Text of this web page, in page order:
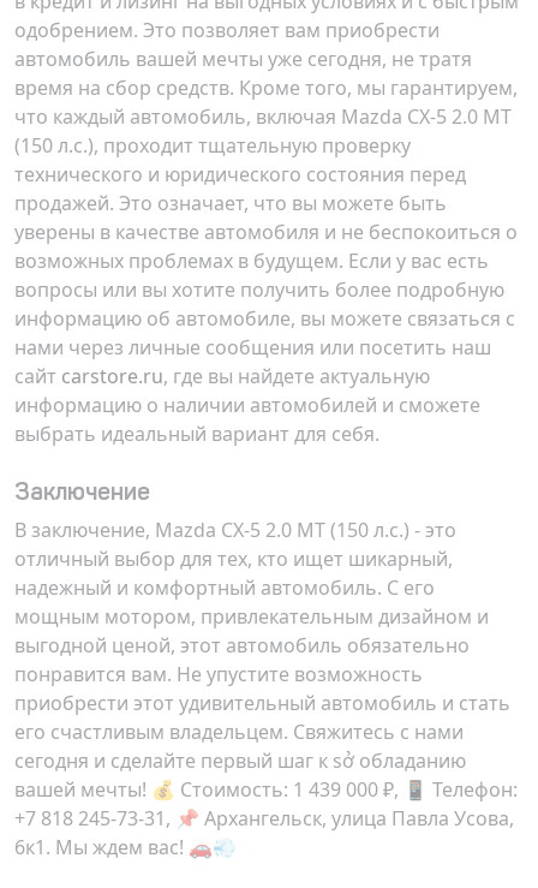
одобрением. Это позволяет вам приобрести
автомобиль вашей мечты уже сегодня, не тратя
время на сбор средств. Кроме того, мы гарантируем,
что каждый автомобиль, включая Mazda CX-5 2.0 MT
(150 л.с.), проходит тщательную проверку
технического и юридического состояния перед
продажей. Это означает, что вы можете быть
уверены в качестве автомобиля и не беспокоиться о
возможных проблемах в будущем. Если у вас есть
вопросы или вы хотите получить более подробную
информацию об автомобиле, вы можете связаться с
нами через личные сообщения или посетить наш
сайт carstore.ru, где вы найдете актуальную
информацию о наличии автомобилей и сможете
выбрать идеальный вариант для себя.
Заключение
В заключение, Mazda CX-5 2.0 MT (150 л.с.) - это
отличный выбор для тех, кто ищет шикарный,
надежный и комфортный автомобиль. С его
мощным мотором, привлекательным дизайном и
выгодной ценой, этот автомобиль обязательно
понравится вам. Не упустите возможность
приобрести этот удивительный автомобиль и стать
его счастливым владельцем. Свяжитесь с нами
сегодня и сделайте первый шаг к sở обладанию
вашей мечты! 💰 Стоимость: 1 439 000 ₽, 📱 Телефон:
+7 818 245-73-31, 📌 Архангельск, улица Павла Усова,
6к1. Мы ждем вас! 🚗💨